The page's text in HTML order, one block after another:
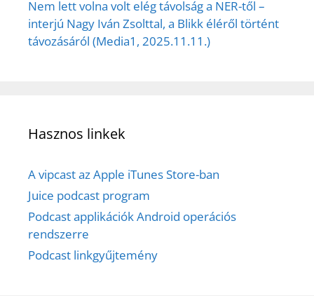
Nem lett volna volt elég távolság a NER-től –
interjú Nagy Iván Zsolttal, a Blikk éléről történt
távozásáról (Media1, 2025.11.11.)
Hasznos linkek
A vipcast az Apple iTunes Store-ban
Juice podcast program
Podcast applikációk Android operációs
rendszerre
Podcast linkgyűjtemény